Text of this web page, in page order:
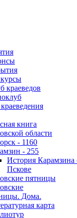
краеведов
книга
области
- 1160
- 255
История Карамзина
Пскове
пятницы
Дома.
карта